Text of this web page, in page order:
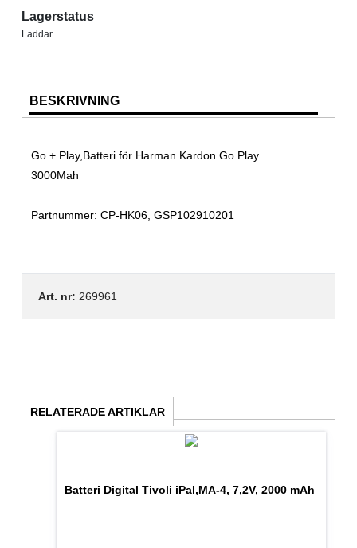
Lagerstatus
Laddar...
BESKRIVNING
Go + Play,Batteri för Harman Kardon Go Play
3000Mah
Partnummer: CP-HK06, GSP102910201
Art. nr: 269961
RELATERADE ARTIKLAR
Batteri Digital Tivoli iPal,MA-4, 7,2V, 2000 mAh